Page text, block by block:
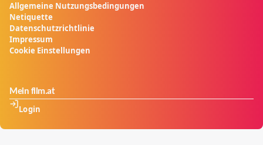
Allgemeine Nutzungsbedingungen
Netiquette
Datenschutzrichtlinie
Impressum
Cookie Einstellungen
Mein film.at
Login